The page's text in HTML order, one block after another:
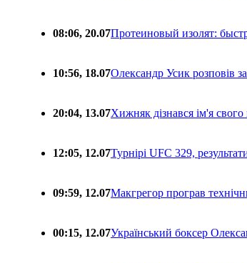
08:06, 20.07Протеиновый изолят:
10:56, 18.07Олександр Усик розповів
20:04, 13.07Хижняк дізнався ім'я
12:05, 12.07Турнірі UFC 329,
09:59, 12.07Макгрегор програв
00:15, 12.07Український боксер